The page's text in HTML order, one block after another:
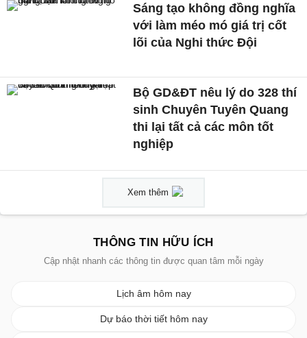
Sáng tạo không đồng nghĩa
với làm méo mó giá trị cốt
lõi của Nghi thức Đội
Bộ GD&ĐT nêu lý do 328 thí
sinh Chuyên Tuyên Quang
thi lại tất cả các môn tốt
nghiệp
Xem thêm
THÔNG TIN HỮU ÍCH
Cập nhật nhanh các thông tin được quan tâm mỗi ngày
Lịch âm hôm nay
Dự báo thời tiết hôm nay